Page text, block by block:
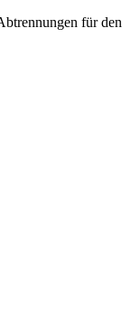
für den